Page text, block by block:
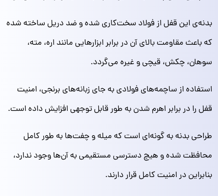
بدنه‌ی این قفل از فولاد سخت‌کاری شده و ضد دریل ساخته شده
که باعث مقاومت بالای آن در برابر ابزارهایی مانند اره، مته،
سوهان، چکش، قیچی و غیره می‌گردد.
استفاده از ساچمه‌های فولادی به جای زبانه‌های برنجی، امنیت
قفل را در برابر اهرم شدن به طور قابل توجهی افزایش داده است.
طراحی بدنه به گونه‌ای است که میله و چفت‌ها به طور کامل
محافظت شده و هیچ دسترسی مستقیمی به آن‌ها وجود ندارد،
بنابراین در امنیت کامل قرار دارند.